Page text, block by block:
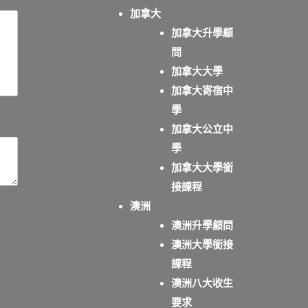
加拿大
加拿大升學顧
問
加拿大大學
加拿大寄宿中
學
加拿大公立中
學
加拿大大學銜
接課程
澳洲
澳洲升學顧問
澳洲大學銜接
課程
澳洲八大收生
要求